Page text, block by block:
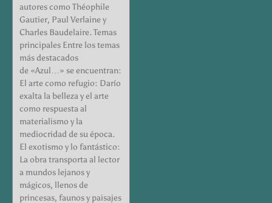
autores como Théophile
Gautier, Paul Verlaine y
Charles Baudelaire. Temas
principales Entre los temas
más destacados
de «Azul…» se encuentran:
El arte como refugio: Darío
exalta la belleza y el arte
como respuesta al
materialismo y la
mediocridad de su época.
El exotismo y lo fantástico:
La obra transporta al lector
a mundos lejanos y
mágicos, llenos de
princesas, faunos y paisajes